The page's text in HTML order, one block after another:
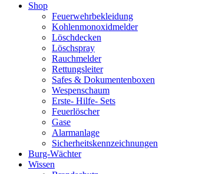
Shop
Feuerwehrbekleidung
Kohlenmonoxidmelder
Löschdecken
Löschspray
Rauchmelder
Rettungsleiter
Safes & Dokumentenboxen
Wespenschaum
Erste- Hilfe- Sets
Feuerlöscher
Gase
Alarmanlage
Sicherheitskennzeichnungen
Burg-Wächter
Wissen